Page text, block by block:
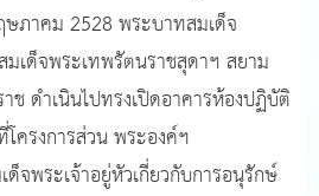
ภาคม 2528 พระบาทสมเด็จ
เด็จพระเทพรัตนราชสุดาฯ สยาม
ช ดำเนินไปทรงเปิดอาคารห้องปฏิบัติ
โครงการส่วน พระองค์ฯ
จพระเจ้าอยู่หัวเกี่ยวกับการอนุรักษ์